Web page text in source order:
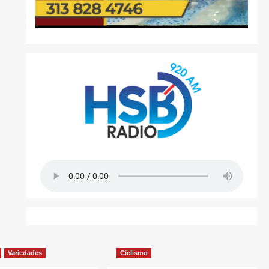
Variedades Ciclismo